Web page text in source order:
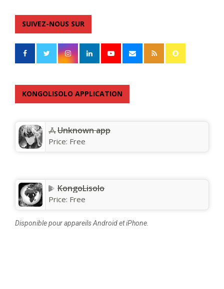
SUIVEZ-NOUS SUR
KONGOLISOLO APPLICATION
Unknown app
Price: Free
KongoLisolo
Price: Free
Disponible pour appareils Android et iPhone.